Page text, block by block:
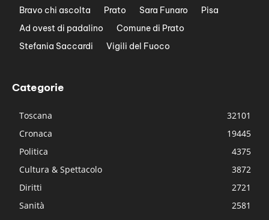
Bravo chi ascolta
Prato Sara Funaro
Pisa
Ad ovest di padalino
Comune di Prato
Stefania Saccardi
Vigili del Fuoco
Categorie
Toscana
32101
Cronaca
19445
Politica
4375
Cultura & Spettacolo
3872
Diritti
2721
Sanità
2581